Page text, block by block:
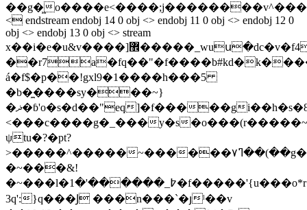
��g�͖
< endstream endobj 14 0 obj <> endobj 11 0 obj <> endobj 12 0
obj <> endobj 13 0 obj <> stream
x��i�e�u&v����]޾�����_wuս�dc�v�f4
á�f$�p��!gxl9�1����h���5
�b�̼����sy���~}
�ޛ�ɓ'o�s�d��"eq]�f�����gi��h�s�83����z��gۿ���a��g/]
<���c����g�_���y�s
ψtu�?�pt?
>�����^�����~������ߣ٧��(��g�{����g��ב��;q���k�xu<�5����.����6˿�o_�?
�~���&!
�~���l�߈_������'�1�f�����'{u���o*r����iy�w�ߋn�
3q':}q���Ϳ ���n���`�յˡ��v